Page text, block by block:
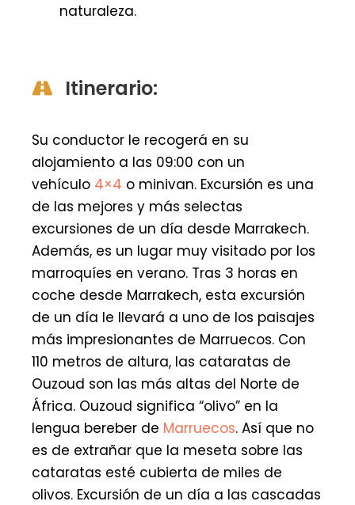
naturaleza.
Itinerario:
Su conductor le recogerá en su
alojamiento a las 09:00 con un
vehículo 4×4 o minivan. Excursión es una
de las mejores y más selectas
excursiones de un día desde Marrakech.
Además, es un lugar muy visitado por los
marroquíes en verano. Tras 3 horas en
coche desde Marrakech, esta excursión
de un día le llevará a uno de los paisajes
más impresionantes de Marruecos. Con
110 metros de altura, las cataratas de
Ouzoud son las más altas del Norte de
África. Ouzoud significa “olivo” en la
lengua bereber de Marruecos. Así que no
es de extrañar que la meseta sobre las
cataratas esté cubierta de miles de
olivos. Excursión de un día a las cascadas